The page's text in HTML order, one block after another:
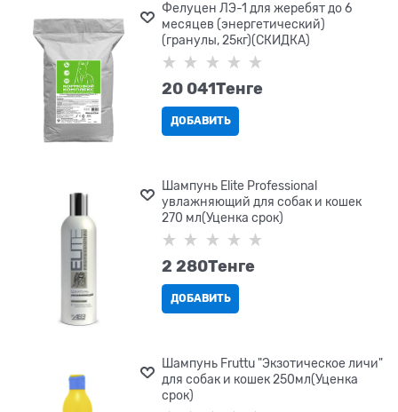
Фелуцен ЛЭ-1 для жеребят до 6
месяцев (энергетический)
(гранулы, 25кг)(СКИДКА)
20 041Tенге
ДОБАВИТЬ
Шампунь Elite Professional
увлажняющий для собак и кошек
270 мл(Уценка срок)
2 280Tенге
ДОБАВИТЬ
Шампунь Fruttu "Экзотическое личи"
для собак и кошек 250мл(Уценка
срок)